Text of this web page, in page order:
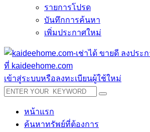
รายการโปรด
บันทึกการค้นหา
เพิ่มประกาศใหม่
เข้าสู่ระบบหรือลงทะเบียนผู้ใช้ใหม่
หน้าแรก
ค้นหาทรัพย์ที่ต้องการ